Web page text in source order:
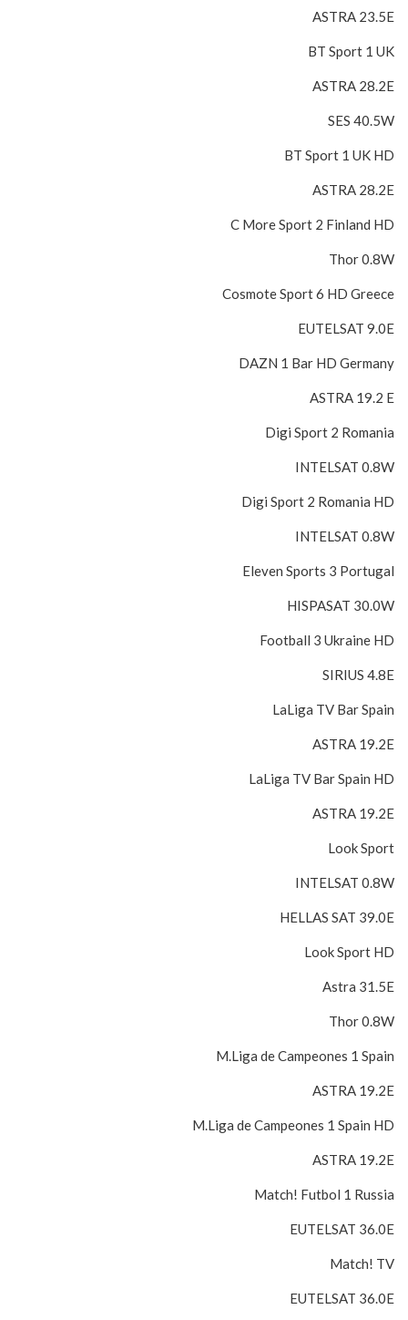
ASTRA 23.5E
BT Sport 1 UK
ASTRA 28.2E
SES 40.5W
BT Sport 1 UK HD
ASTRA 28.2E
C More Sport 2 Finland HD
Thor 0.8W
Cosmote Sport 6 HD Greece
EUTELSAT 9.0E
DAZN 1 Bar HD Germany
ASTRA 19.2 E
Digi Sport 2 Romania
INTELSAT 0.8W
Digi Sport 2 Romania HD
INTELSAT 0.8W
Eleven Sports 3 Portugal
HISPASAT 30.0W
Football 3 Ukraine HD
SIRIUS 4.8E
LaLiga TV Bar Spain
ASTRA 19.2E
LaLiga TV Bar Spain HD
ASTRA 19.2E
Look Sport
INTELSAT 0.8W
HELLAS SAT 39.0E
Look Sport HD
Astra 31.5E
Thor 0.8W
M.Liga de Campeones 1 Spain
ASTRA 19.2E
M.Liga de Campeones 1 Spain HD
ASTRA 19.2E
Match! Futbol 1 Russia
EUTELSAT 36.0E
Match! TV
EUTELSAT 36.0E